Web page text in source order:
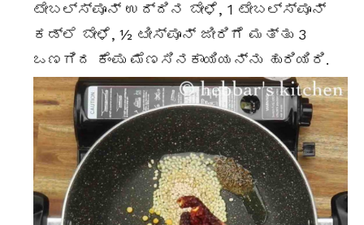
ಟೇಬಲ್ಸ್ಪೂನ್ ಉದ್ದಿನ ಬೇಳೆ, 1 ಟೇಬಲ್ಸ್ಪೂನ್
ಕಡ್ಲೆ ಬೇಳೆ, ½ ಟೀಸ್ಪೂನ್ ಜೀರಿಗೆ ಮತ್ತು 3
ಒಣಗಿದ ಕೆಂಪು ಮೆಣಸಿನಕಾಯಿಯನ್ನು ಹುರಿಯಿರಿ.